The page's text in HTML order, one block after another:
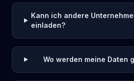
Kann ich andere
einladen?
Wo werden meine Daten